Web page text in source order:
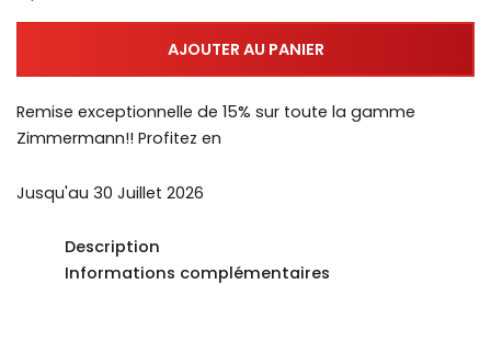
AJOUTER AU PANIER
Remise exceptionnelle de 15% sur toute la gamme
Zimmermann!! Profitez en
Jusqu'au 30 Juillet 2026
Description
Informations complémentaires